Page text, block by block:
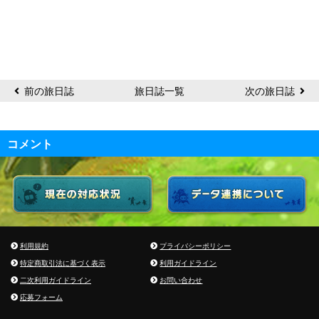
前の旅日誌 旅日誌一覧 次の旅日誌
コメント
利用規約
プライバシーポリシー
特定商取引法に基づく表示
利用ガイドライン
二次利用ガイドライン
お問い合わせ
応募フォーム